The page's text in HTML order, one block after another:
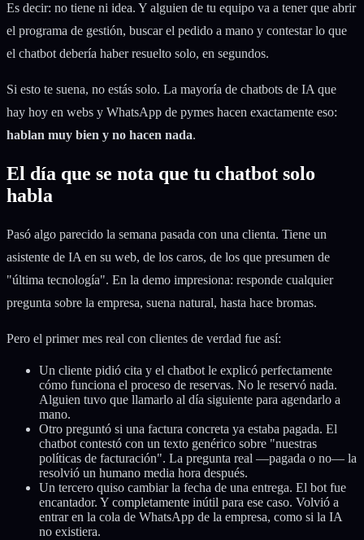
Es decir: no tiene ni idea. Y alguien de tu equipo va a tener que abrir
el programa de gestión, buscar el pedido a mano y contestar lo que
el chatbot debería haber resuelto solo, en segundos.
Si esto te suena, no estás solo. La mayoría de chatbots de IA que
hay hoy en webs y WhatsApp de pymes hacen exactamente eso:
hablan muy bien y no hacen nada.
El día que se nota que tu chatbot solo
habla
Pasó algo parecido la semana pasada con una clienta. Tiene un
asistente de IA en su web, de los caros, de los que presumen de
"última tecnología". En la demo impresiona: responde cualquier
pregunta sobre la empresa, suena natural, hasta hace bromas.
Pero el primer mes real con clientes de verdad fue así:
Un cliente pidió cita y el chatbot le explicó perfectamente
cómo funciona el proceso de reservas. No le reservó nada.
Alguien tuvo que llamarlo al día siguiente para agendarlo a
mano.
Otro preguntó si una factura concreta ya estaba pagada. El
chatbot contestó con un texto genérico sobre "nuestras
políticas de facturación". La pregunta real —pagada o no— la
resolvió un humano media hora después.
Un tercero quiso cambiar la fecha de una entrega. El bot fue
encantador. Y completamente inútil para ese caso. Volvió a
entrar en la cola de WhatsApp de la empresa, como si la IA
no existiera.